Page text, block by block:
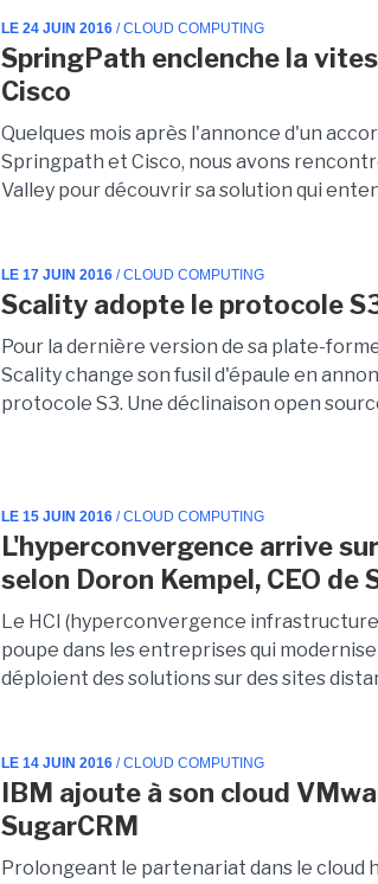
LE 24 JUIN 2016 / CLOUD COMPUTING
SpringPath enclenche la
Cisco
Quelques mois après l'annonce d'un
Springpath et Cisco, nous avons
Valley pour découvrir sa solution qui
LE 17 JUIN 2016 / CLOUD COMPUTING
Scality adopte le protocole
Pour la dernière version de sa plate-
Scality change son fusil d'épaule en
protocole S3. Une déclinaison open
LE 15 JUIN 2016 / CLOUD COMPUTING
L'hyperconvergence arrive
selon Doron Kempel, CEO de
Le HCI (hyperconvergence
poupe dans les entreprises qui
déploient des solutions sur des sites
LE 14 JUIN 2016 / CLOUD COMPUTING
IBM ajoute à son cloud
SugarCRM
Prolongeant le partenariat dans le cloud